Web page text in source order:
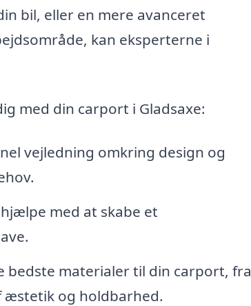
bil, eller en mere avanceret
kan eksperterne i
med din carport i Gladsaxe:
vejledning omkring design og
med at skabe et
bedste materialer til din carport, fra
og holdbarhed.